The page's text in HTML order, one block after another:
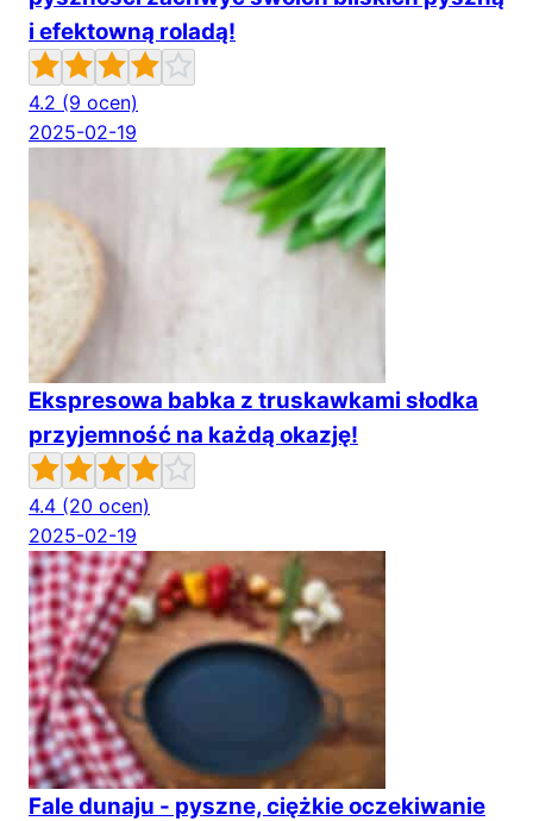
i efektowną roladą!
4.2 (9 ocen)
2025-02-19
Ekspresowa babka z truskawkami słodka
przyjemność na każdą okazję!
4.4 (20 ocen)
2025-02-19
Fale dunaju - pyszne, ciężkie oczekiwanie